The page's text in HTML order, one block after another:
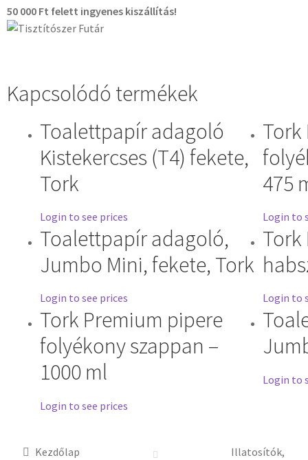
50 000 Ft felett ingyenes kiszállítás!
Kapcsolódó termékek
Toalettpapír adagoló
Kistekercses (T4) fekete,
Tork
Login to see prices
475
Login to
Toalettpapír adagoló,
Jumbo Mini, fekete, Tork
Login to see prices
Tork
Login to
Tork Premium pipere
folyékony szappan –
1000 ml
Login to see prices
Login to
Kezdőlap
Illatosítók,